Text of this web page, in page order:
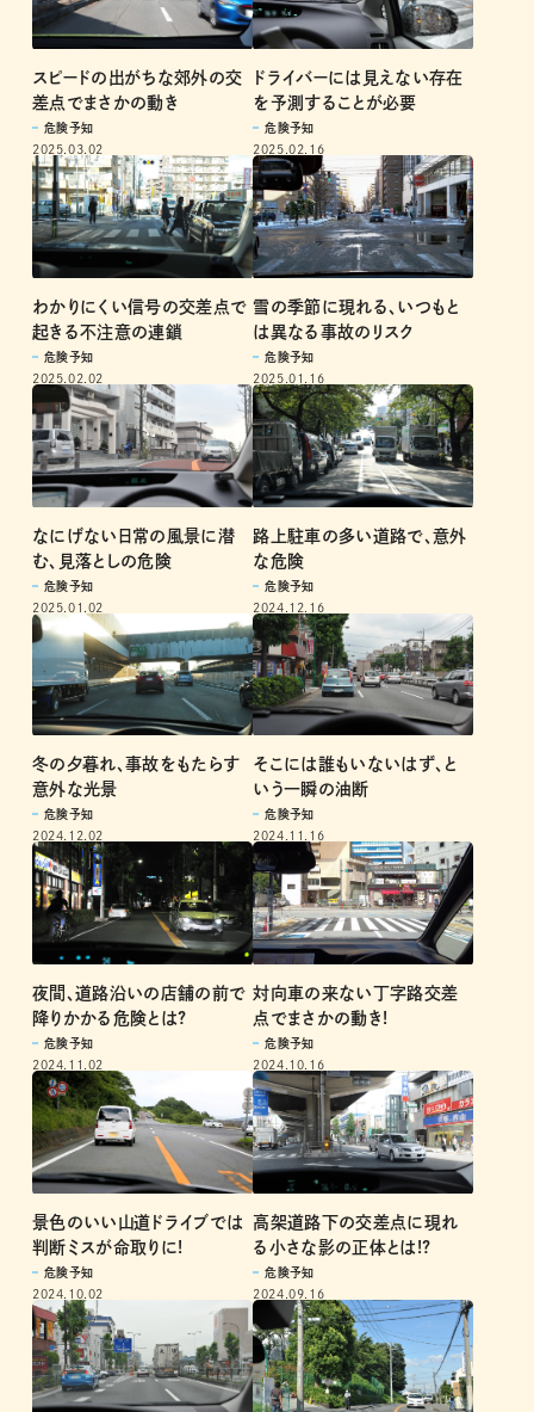
スピードの出がちな郊外の交
差点でまさかの動き
危険予知
2025.03.02
ドライバーには見えない存在
を予測することが必要
危険予知
2025.02.16
わかりにくい信号の交差点で
起きる不注意の連鎖
危険予知
2025.02.02
雪の季節に現れる、いつもと
は異なる事故のリスク
危険予知
2025.01.16
なにげない日常の風景に潜
む、見落としの危険
危険予知
2025.01.02
路上駐車の多い道路で、意外
な危険
危険予知
2024.12.16
冬の夕暮れ、事故をもたらす
意外な光景
危険予知
2024.12.02
そこには誰もいないはず、と
いう一瞬の油断
危険予知
2024.11.16
夜間、道路沿いの店舗の前で
降りかかる危険とは?
危険予知
2024.11.02
対向車の来ない丁字路交差
点でまさかの動き!
危険予知
2024.10.16
景色のいい山道ドライブでは
判断ミスが命取りに!
危険予知
2024.10.02
高架道路下の交差点に現れ
る小さな影の正体とは!?
危険予知
2024.09.16